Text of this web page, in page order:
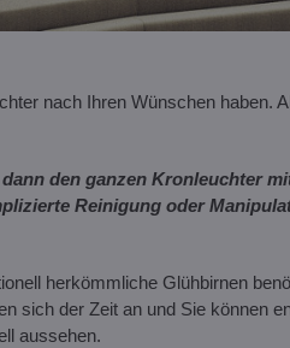
nach Ihren Wünschen haben.
den ganzen Kronleuchter
Reinigung oder
herkömmliche Glühbirnen
sich der Zeit an und Sie können
aussehen.